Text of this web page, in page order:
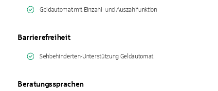
Geldautomat mit Einzahl- und Auszahlfunktion
Barrierefreiheit
Sehbehinderten-Unterstützung Geldautomat
Beratungssprachen